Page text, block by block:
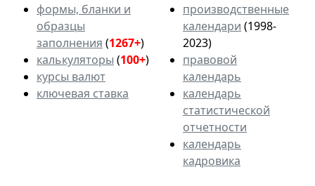
формы, бланки и
образцы
заполнения (1267+)
калькуляторы (100+)
курсы валют
ключевая ставка
производственные
календари (1998-
2023)
правовой
календарь
календарь
статистической
отчетности
календарь
кадровика